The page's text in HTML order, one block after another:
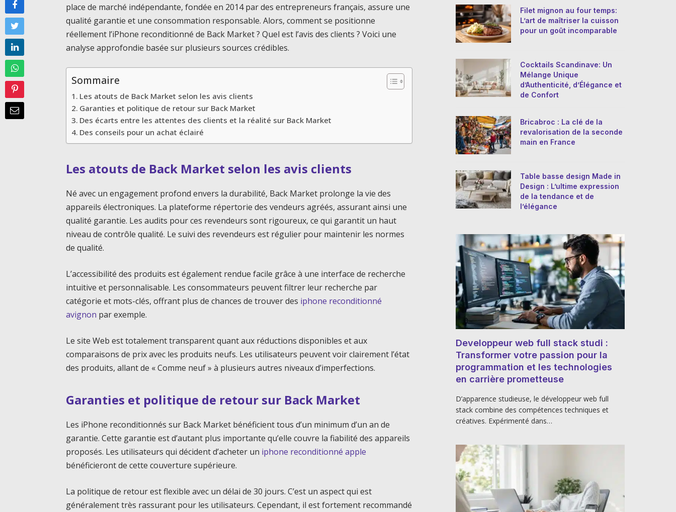
place de marché indépendante, fondée en 2014 par des entrepreneurs français, assure une
qualité garantie et une consommation responsable. Alors, comment se positionne
réellement l’iPhone reconditionné de Back Market ? Quel est l’avis des clients ? Voici une
analyse approfondie basée sur plusieurs sources crédibles.
Sommaire
Les atouts de Back Market selon les avis clients
Garanties et politique de retour sur Back Market
Des écarts entre les attentes des clients et la réalité sur Back Market
Des conseils pour un achat éclairé
Les atouts de Back Market selon les avis clients
Né avec un engagement profond envers la durabilité, Back Market prolonge la vie des
appareils électroniques. La plateforme répertorie des vendeurs agréés, assurant ainsi une
qualité garantie. Les audits pour ces revendeurs sont rigoureux, ce qui garantit un haut
niveau de contrôle qualité. Le suivi des revendeurs est régulier pour maintenir les normes
de qualité.
L’accessibilité des produits est également rendue facile grâce à une interface de recherche
intuitive et personnalisable. Les consommateurs peuvent filtrer leur recherche par
catégorie et mots-clés, offrant plus de chances de trouver des iphone reconditionné
avignon par exemple.
Le site Web est totalement transparent quant aux réductions disponibles et aux
comparaisons de prix avec les produits neufs. Les utilisateurs peuvent voir clairement l’état
des produits, allant de « Comme neuf » à plusieurs autres niveaux d’imperfections.
Garanties et politique de retour sur Back Market
Les iPhone reconditionnés sur Back Market bénéficient tous d’un minimum d’un an de
garantie. Cette garantie est d’autant plus importante qu’elle couvre la fiabilité des appareils
proposés. Les utilisateurs qui décident d’acheter un iphone reconditionné apple
bénéficieront de cette couverture supérieure.
La politique de retour est flexible avec un délai de 30 jours. C’est un aspect qui est
généralement très rassurant pour les utilisateurs. Cependant, il est fortement recommandé
Filet mignon au four temps:
L’art de maîtriser la cuisson
pour un goût incomparable
Cocktails Scandinave: Un
Mélange Unique
d’Authenticité, d’Élégance et
de Confort
Bricabroc : La clé de la
revalorisation de la seconde
main en France
Table basse design Made in
Design : L’ultime expression
de la tendance et de
l’élégance
Developpeur web full stack studi :
Transformer votre passion pour la
programmation et les technologies
en carrière prometteuse
D’apparence studieuse, le développeur web full
stack combine des compétences techniques et
créatives. Expérimenté dans…